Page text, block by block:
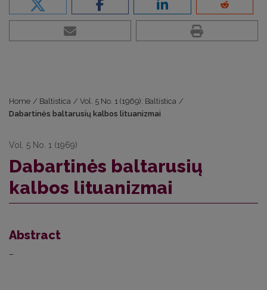
Home / Baltistica / Vol. 5 No. 1 (1969): Baltistica /
Dabartinės baltarusių kalbos lituanizmai
Vol. 5 No. 1 (1969)
Dabartinės baltarusių
kalbos lituanizmai
Abstract
–